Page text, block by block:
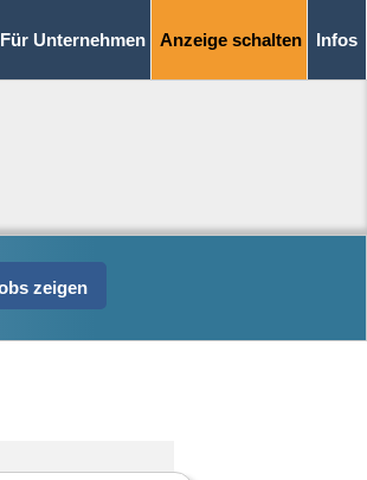
Für Unternehmen Anzeige schalten Infos